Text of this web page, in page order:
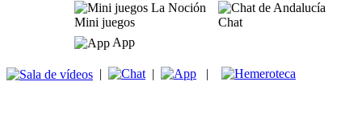
Mini juegos
Chat
App
| | |